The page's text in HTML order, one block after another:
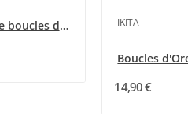
Lot de 6 paires de boucles d'oreilles de Noël... IKITA
14,90 €